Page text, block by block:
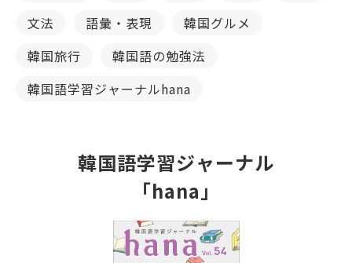
文法
語彙・表現
韓国グルメ
韓国旅行
韓国語の勉強法
韓国語学習ジャーナルhana
韓国語学習ジャーナル
「hana」